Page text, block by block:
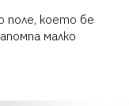
поле, което бе
малко